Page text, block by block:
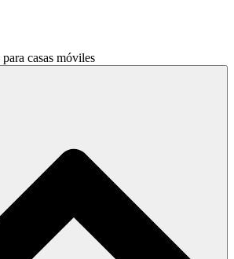
casas móviles